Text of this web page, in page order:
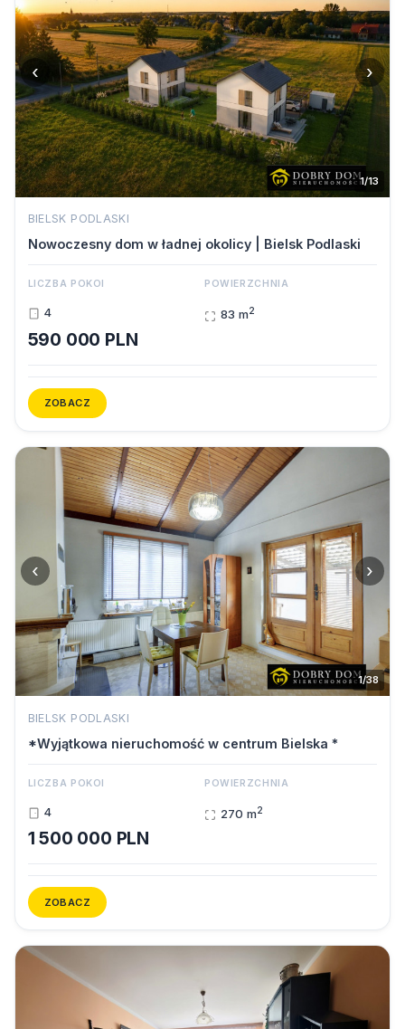
‹ ›
1/13
BIELSK PODLASKI
Nowoczesny dom w ładnej okolicy | Bielsk Podlaski
LICZBA POKOI
4
POWIERZCHNIA
83 m2
590 000 PLN
ZOBACZ
‹ ›
1/38
BIELSK PODLASKI
*Wyjątkowa nieruchomość w centrum Bielska *
LICZBA POKOI
4
POWIERZCHNIA
270 m2
1 500 000 PLN
ZOBACZ